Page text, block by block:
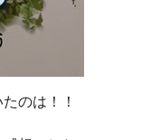
のは！！